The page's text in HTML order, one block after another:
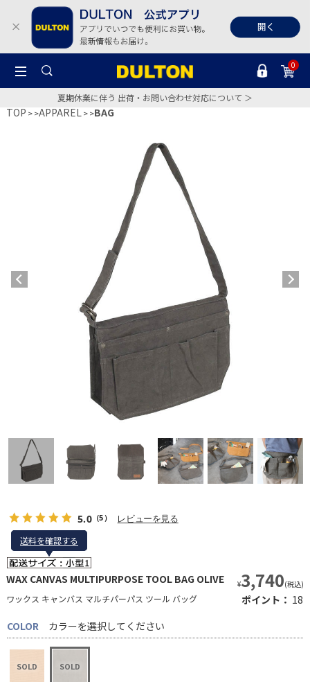
0
夏期休業に伴う 出荷・お問い合わせ対応について ＞
TOP >APPAREL >BAG
5.0（5） レビューを見る
送料を確認する
送料を確認する
WAX CANVAS MULTIPURPOSE TOOL BAG OLIVE
ワックス キャンバス マルチパーパス ツール バッグ
¥3,740(税込)
ポイント： 18
COLOR
カラーを選択してください